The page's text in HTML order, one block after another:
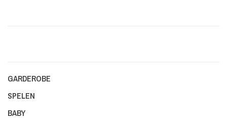
GARDEROBE
SPELEN
BABY